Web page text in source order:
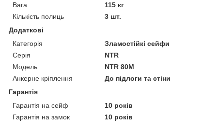
Вага
115 кг
Кількість полиць
3 шт.
Додаткові
Категорія
Зламостійкі сейфи
Серія
NTR
Модель
NTR 80M
Анкерне кріплення
До підлоги та стіни
Гарантія
Гарантія на сейф
10 років
Гарантія на замок
10 років